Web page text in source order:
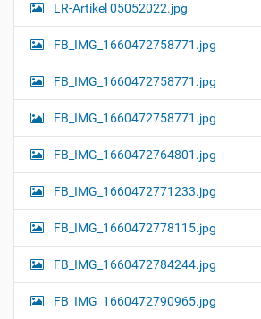
LR-Artikel 05052022.jpg
FB_IMG_1660472758771.jpg
FB_IMG_1660472758771.jpg
FB_IMG_1660472758771.jpg
FB_IMG_1660472764801.jpg
FB_IMG_1660472771233.jpg
FB_IMG_1660472778115.jpg
FB_IMG_1660472784244.jpg
FB_IMG_1660472790965.jpg